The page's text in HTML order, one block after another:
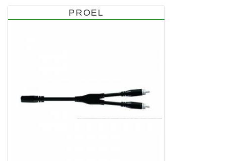
PROEL